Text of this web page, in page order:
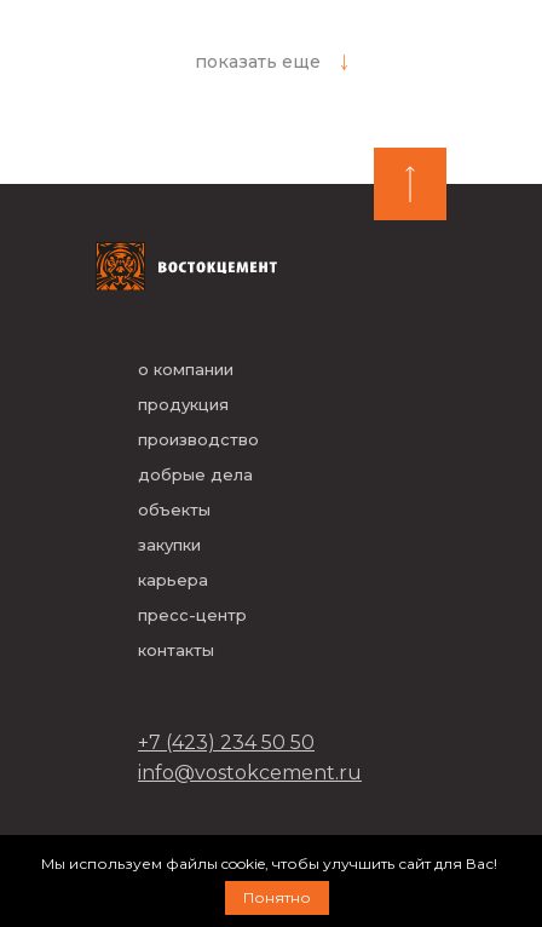
показать еще
о компании
продукция
производство
добрые дела
объекты
закупки
карьера
пресс-центр
контакты
+7 (423) 234 50 50
info@vostokcement.ru
разработано вDVIGA
Мы используем файлы cookie, чтобы улучшить сайт для Вас!
Понятно